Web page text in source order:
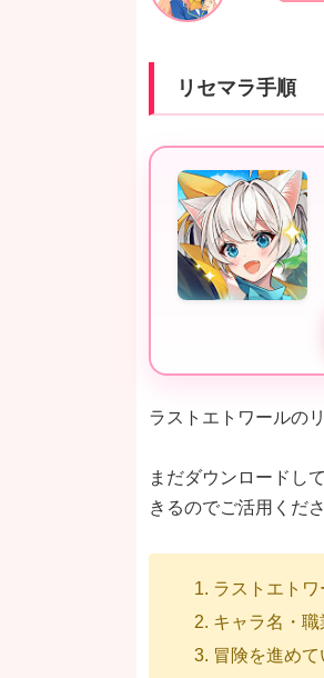
リセマラ手順
ラストエトワールの
まだダウンロードし
きるのでご活用くださ
ラストエト
キャラ名・職
冒険を進めて